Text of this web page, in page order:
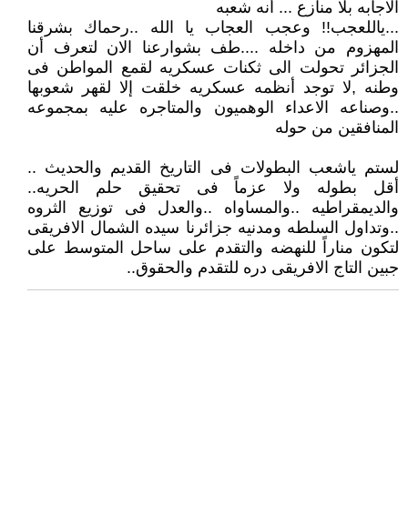
الاجابه بلا منازع ... أنه شعبه
...ياللعجب!! وعجب العجاب يا الله ..رحماك بشرقنا
المهزوم من داخله ....طف بشوارعنا الان لتعرف أن
الجزائر تحولت الى ثكنات عسكريه لقمع المواطن فى
وطنه ,لا توجد أنظمه عسكريه خلقت إلا لقهر شعوبها
..وصناعه الاعداء الوهميون والمتاجره عليه بمجموعه
المنافقين من حوله
لستم ياشعب البطولات فى التاريخ القديم والحديث ..
أقل بطوله ولا عزماً فى تحقيق حلم الحريه..
والديمقراطيه ..والمساواه ..والعدل فى توزيع الثروه
..وتداول السلطه ومدنيه جزائرنا سيده الشمال الافريقى
لتكون مناراً للنهضه والتقدم على ساحل المتوسط على
جبين التاج الافريقى دره للتقدم والحقوق..